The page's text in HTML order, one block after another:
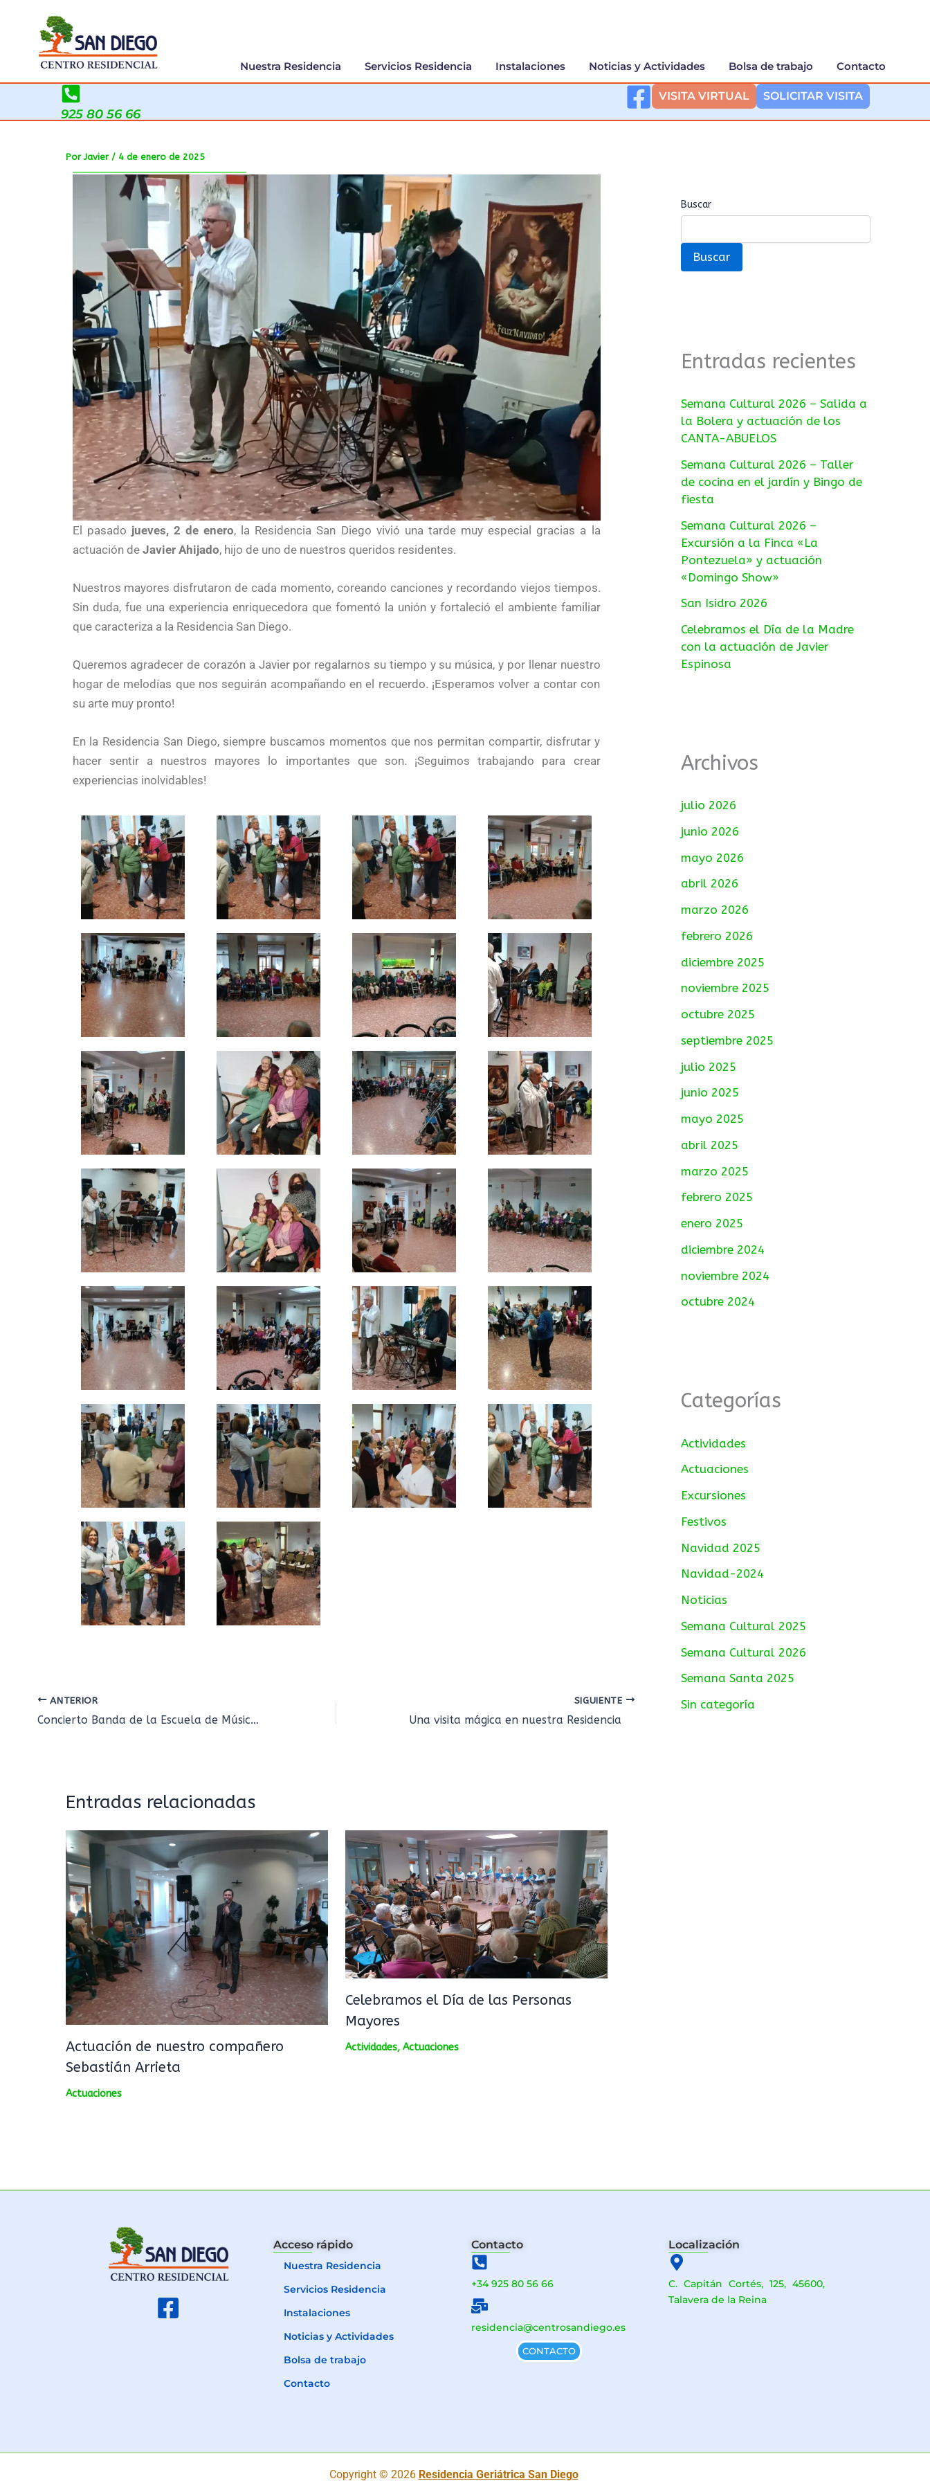
contenido
Nuestra Residencia Servicios Residencia Instalaciones Noticias y Actividades Bolsa de trabajo Contacto
925 80 56 66
SOLICITAR VISITA
VISITA VIRTUAL
PorJavier / 4 de enero de 2025
El pasado jueves, 2 de enero, la Residencia San Diego vivió una tarde muy especial gracias a la
actuación de Javier Ahijado, hijo de uno de nuestros queridos residentes.
Nuestros mayores disfrutaron de cada momento, coreando canciones y recordando viejos tiempos.
Sin duda, fue una experiencia enriquecedora que fomentó la unión y fortaleció el ambiente familiar
que caracteriza a la Residencia San Diego.
Queremos agradecer de corazón a Javier por regalarnos su tiempo y su música, y por llenar nuestro
hogar de melodías que nos seguirán acompañando en el recuerdo. ¡Esperamos volver a contar con
su arte muy pronto!
En la Residencia San Diego, siempre buscamos momentos que nos permitan compartir, disfrutar y
hacer sentir a nuestros mayores lo importantes que son. ¡Seguimos trabajando para crear
experiencias inolvidables!
ANTERIOR
Concierto Banda de la Escuela de Música de Talavera
SIGUIENTE
Una visita mágica en nuestra Residencia
Entradas relacionadas
Actuación de nuestro compañero
Sebastián Arrieta
Actuaciones
Celebramos el Día de las Personas
Mayores
Actividades, Actuaciones
Buscar
Buscar
Entradas recientes
Semana Cultural 2026 – Salida a
la Bolera y actuación de los
CANTA-ABUELOS
Semana Cultural 2026 – Taller
de cocina en el jardín y Bingo de
fiesta
Semana Cultural 2026 –
Excursión a la Finca «La
Pontezuela» y actuación
«Domingo Show»
San Isidro 2026
Celebramos el Día de la Madre
con la actuación de Javier
Espinosa
Archivos
julio 2026
junio 2026
mayo 2026
abril 2026
marzo 2026
febrero 2026
diciembre 2025
noviembre 2025
octubre 2025
septiembre 2025
julio 2025
junio 2025
mayo 2025
abril 2025
marzo 2025
febrero 2025
enero 2025
diciembre 2024
noviembre 2024
octubre 2024
Categorías
Actividades
Actuaciones
Excursiones
Festivos
Navidad 2025
Navidad-2024
Noticias
Semana Cultural 2025
Semana Cultural 2026
Semana Santa 2025
Sin categoría
Acceso rápido
Nuestra Residencia
Servicios Residencia
Instalaciones
Noticias y Actividades
Bolsa de trabajo
Contacto
Contacto
+34 925 80 56 66
residencia@centrosandiego.es
CONTACTO
Localización
C. Capitán Cortés, 125, 45600,
Talavera de la Reina
Copyright © 2026 Residencia Geriátrica San Diego